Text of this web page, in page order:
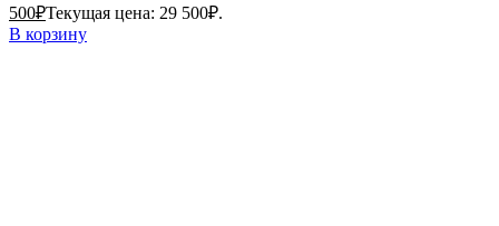
500₽Текущая цена: 29 500₽.
В корзину